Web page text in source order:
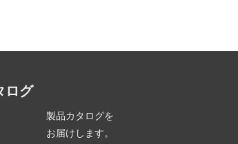
ログ
製品カタログを
お届けします。